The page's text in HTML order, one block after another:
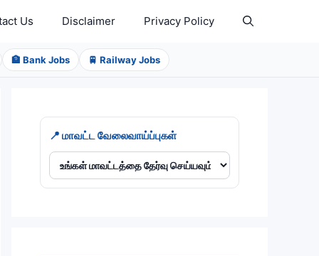
Us Disclaimer Privacy Policy
🏦 Bank Jobs 🚆 Railway Jobs
📍 மாவட்ட வேலைவாய்ப்புகள்